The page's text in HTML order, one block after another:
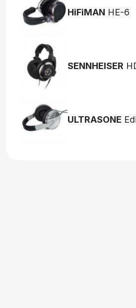
HiFiMAN HE-6
SENNHEISER
ULTRASONE